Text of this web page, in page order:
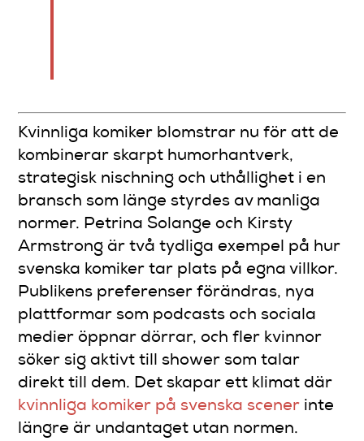
Kvinnliga komiker blomstrar nu för att de
kombinerar skarpt humorhantverk,
strategisk nischning och uthållighet i en
bransch som länge styrdes av manliga
normer. Petrina Solange och Kirsty
Armstrong är två tydliga exempel på hur
svenska komiker tar plats på egna villkor.
Publikens preferenser förändras, nya
plattformar som podcasts och sociala
medier öppnar dörrar, och fler kvinnor
söker sig aktivt till shower som talar
direkt till dem. Det skapar ett klimat där
kvinnliga komiker på svenska scener inte
längre är undantaget utan normen.